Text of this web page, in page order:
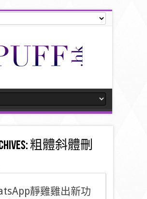
粗體斜體刪
靜雞雞出新功